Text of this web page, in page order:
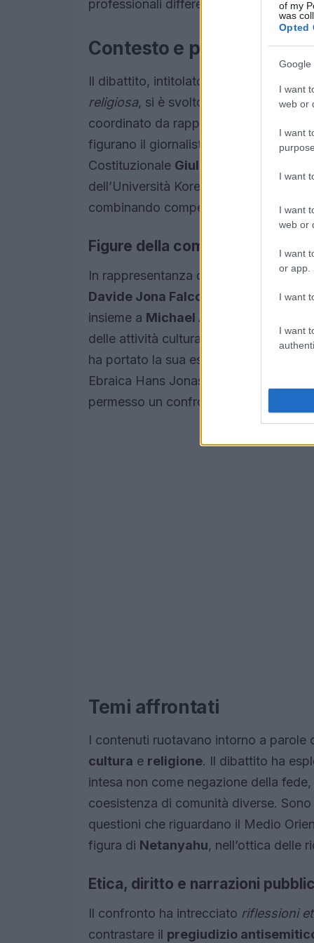
of my
was
Opted
Google
I want
web or
I want
I want
I want
web or
I want
or app.
I want
I want
professionali differenti.
Contesto e partecipanti
Il dibattito, intitolato
religiosa, si è svolto a Roma il 31
coordinato da rappresentanti
figurano il giornalista
Giancarlo
Costituzionale Giuliano Amato
dell’Università Kore di Enna.
combinando competenza giuridica e
Figure della comunità e ruoli
In rappresentanza dell’ Unione delle
Davide Jona Falco
(nella veste di
insieme a Michael Ascoli
delle attività culturali del Centro
ha portato la sua esperienza come
Ebraica Hans Jonas. La compresenza
permesso un confronto polifonico sui
Temi affrontati
I contenuti ruotavano intorno a parole
cultura e religione. Il dibattito ha
intesa non come negazione della
coesistenza di comunità diverse.
questioni che riguardano il Medio
figura di Netanyahu, nell’ottica delle
Etica, diritto e narrazioni
Il confronto ha intrecciato riflessioni
contrastare il pregiudizio